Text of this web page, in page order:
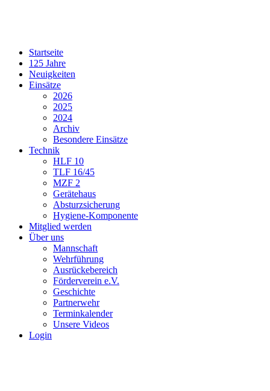
Startseite
125 Jahre
Neuigkeiten
Einsätze
2026
2025
2024
Archiv
Besondere Einsätze
Technik
HLF 10
TLF 16/45
MZF 2
Gerätehaus
Absturzsicherung
Hygiene-Komponente
Mitglied werden
Über uns
Mannschaft
Wehrführung
Ausrückebereich
Förderverein e.V.
Geschichte
Partnerwehr
Terminkalender
Unsere Videos
Login